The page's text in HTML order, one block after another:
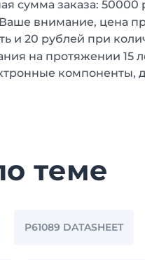
сумма заказа: 50000
внимание, цена
и 20 рублей при
на протяжении 15
компоненты,
теме
P61089 DATASHEET